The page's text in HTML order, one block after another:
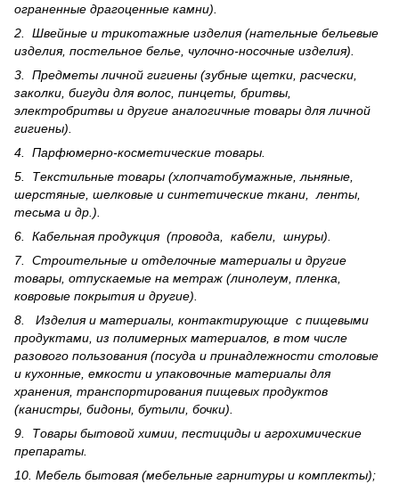
ограненные драгоценные камни).
2. Швейные и трикотажные изделия (нательные бельевые
изделия, постельное белье, чулочно-носочные изделия).
3. Предметы личной гигиены (зубные щетки, расчески,
заколки, бигуди для волос, пинцеты, бритвы,
электробритвы и другие аналогичные товары для личной
гигиены).
4. Парфюмерно-косметические товары.
5. Текстильные товары (хлопчатобумажные, льняные,
шерс­тя­ные, шелковые и синтетические ткани, ленты,
тесьма и др.).
6. Кабельная продукция (провода, кабели, шнуры).
7. Строительные и отделочные материалы и другие
товары, отпускаемые на метраж (линолеум, пленка,
ковровые покрытия и другие).
8. Изделия и материалы, контактирующие с пищевыми
продуктами, из полимерных материалов, в том числе
разового пользования (посуда и принадлежности столовые
и кухонные, емкости и упаковочные материалы для
хранения, транспортирования пищевых продуктов
(канистры, бидоны, бутыли, бочки).
9. Товары бытовой химии, пестициды и агрохи­мические
препараты.
10. Мебель бытовая (мебельные гарнитуры и комплекты);